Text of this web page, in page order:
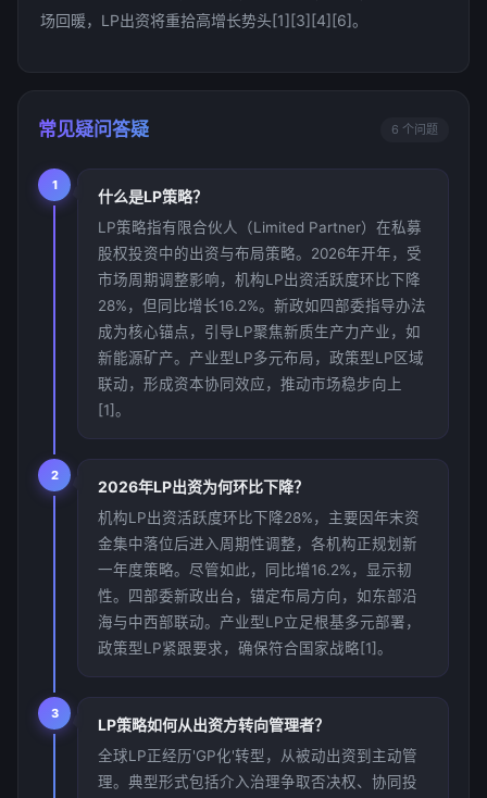
场回暖，LP出资将重拾高增长势头[1][3][4][6]。
常见疑问答疑 6 个问题
1
什么是LP策略？
LP策略指有限合伙人（Limited Partner）在私募
股权投资中的出资与布局策略。2026年开年，受
市场周期调整影响，机构LP出资活跃度环比下降
28%，但同比增长16.2%。新政如四部委指导办法
成为核心锚点，引导LP聚焦新质生产力产业，如
新能源矿产。产业型LP多元布局，政策型LP区域
联动，形成资本协同效应，推动市场稳步向上
[1]。
2
2026年LP出资为何环比下降？
机构LP出资活跃度环比下降28%，主要因年末资
金集中落位后进入周期性调整，各机构正规划新
一年度策略。尽管如此，同比增16.2%，显示韧
性。四部委新政出台，锚定布局方向，如东部沿
海与中西部联动。产业型LP立足根基多元部署，
政策型LP紧跟要求，确保符合国家战略[1]。
3
LP策略如何从出资方转向管理者？
全球LP正经历'GP化'转型，从被动出资到主动管
理。典型形式包括介入治理争取否决权、协同投